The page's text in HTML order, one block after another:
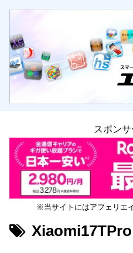
スポン
※当サイトにはアフェリエ
Xiaomi17TPro